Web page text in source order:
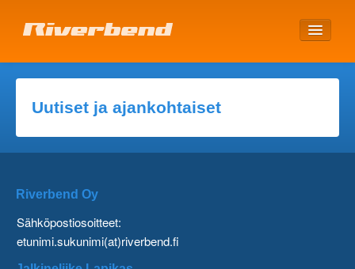
Uutiset ja ajankohtaiset
Riverbend Oy
Sähköpostiosoitteet:
etunimi.sukunimi(at)riverbend.fi